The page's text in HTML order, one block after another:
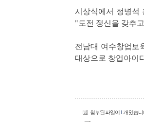
시상식에서 정병석
" 도전 정신을 갖추
전남대 여수창업보
대상으로 창업아이
첨부된 파일이1 개 있습니